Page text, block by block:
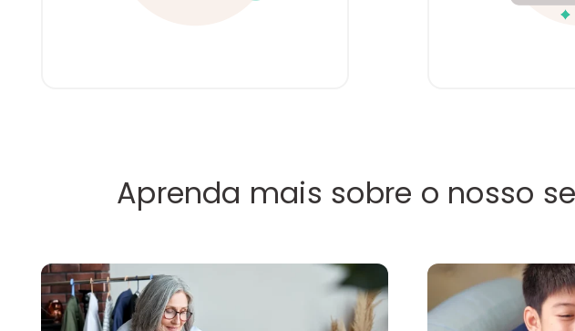
Aprenda mais sobre o nosso